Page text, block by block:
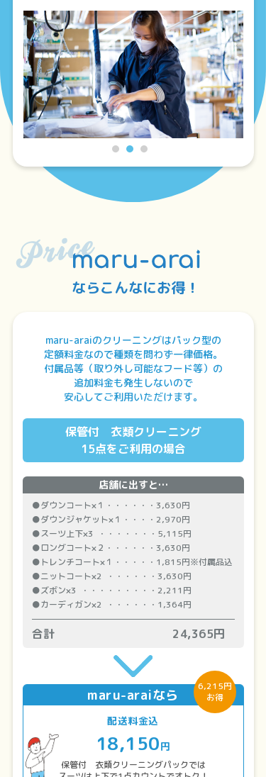
ならこんなにお得！
maru-araiのクリーニングはパック型の
定額料金なので種類を問わず一律価格。
付属品等（取り外し可能なフード等）の
追加料金も発生しないので
安心してご利用いただけます。
保管付 衣類クリーニング
15点をご利用の場合
店舗に出すと…
●ダウンコート×１・・・・・・3,630円
●ダウンジャケット×１・・・・2,970円
●スーツ上下×3 ・・・・・・・5,115円
●ロングコート×２・・・・・・3,630円
●トレンチコート×１・・・・・1,815円※付属品込
●ニットコート×2 ・・・・・・3,630円
●ズボン×3 ・・・・・・・・・2,211円
●カーディガン×2 ・・・・・・1,364円
合計 24,365円
maru-araiなら
6,215円
お得
配送料金込
18,150円
保管付 衣類クリーニングパックでは